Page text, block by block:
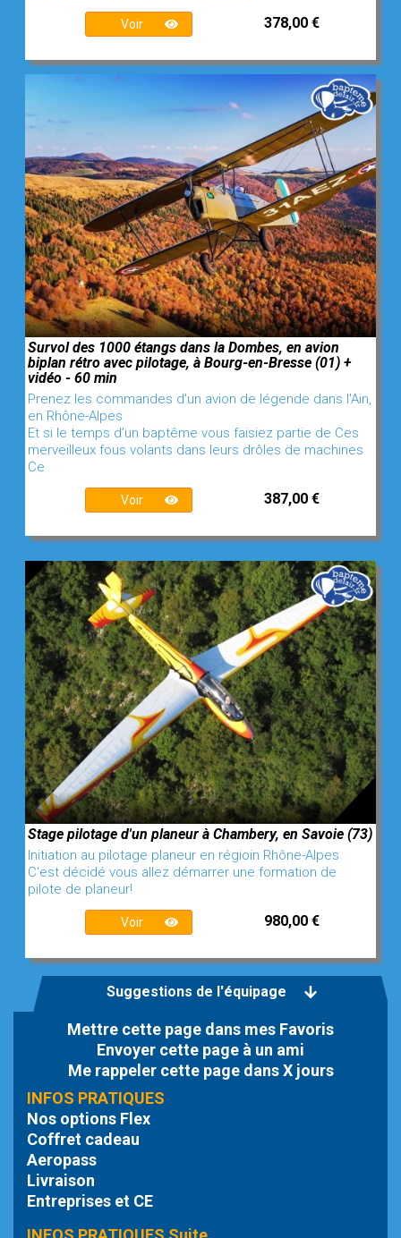
Voir 378,00 €
Survol des 1000 étangs dans la Dombes, en avion
biplan rétro avec pilotage, à Bourg-en-Bresse (01) +
vidéo - 60 min
Prenez les commandes d'un avion de légende dans l'Ain,
en Rhône-Alpes
Et si le temps d’un baptême vous faisiez partie de Ces
merveilleux fous volants dans leurs drôles de machines
Ce
Voir 387,00 €
Stage pilotage d'un planeur à Chambery, en Savoie (73)
Initiation au pilotage planeur en régioin Rhône-Alpes
C'est décidé vous allez démarrer une formation de
pilote de planeur!
Voir 980,00 €
Suggestions de l'équipage
Mettre cette page dans mes Favoris
Envoyer cette page à un ami
Me rappeler cette page dans X jours
INFOS PRATIQUES
Nos options Flex
Coffret cadeau
Aeropass
Livraison
Entreprises et CE